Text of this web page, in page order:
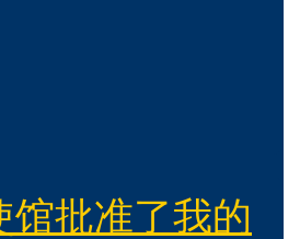
馆批准了我的